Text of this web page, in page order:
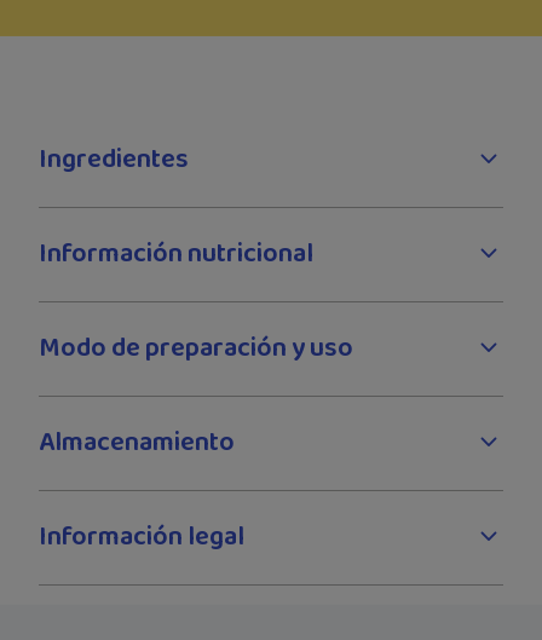
Ingredientes
Información nutricional
Modo de preparación y uso
Almacenamiento
Información legal